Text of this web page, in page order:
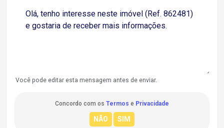
Você pode editar esta mensagem antes de enviar.
Concordo com os Termos e Privacidade